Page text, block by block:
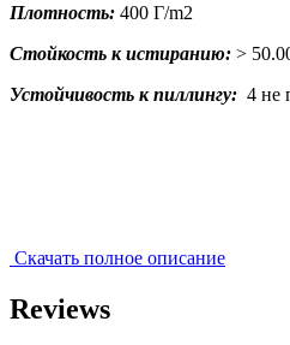
Плотность: 400 Г/m2
Стойкость к истиранию: >
Устойчивость к пиллингу: 4 не
Скачать полное описание
Reviews